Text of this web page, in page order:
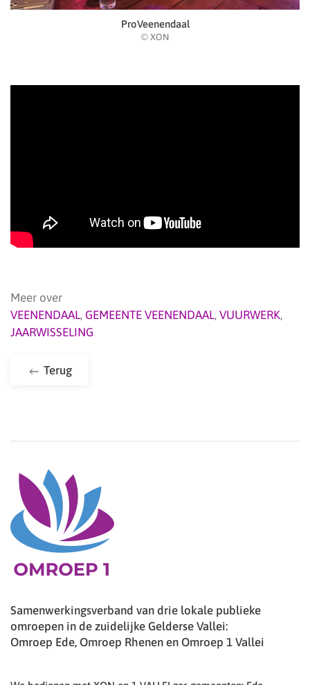
ProVeenendaal
© XON
Meer over
VEENENDAAL, GEMEENTE VEENENDAAL, VUURWERK,
JAARWISSELING
Terug
Samenwerkingsverband van drie lokale publieke
omroepen in de zuidelijke Gelderse Vallei:
Omroep Ede, Omroep Rhenen en Omroep 1 Vallei